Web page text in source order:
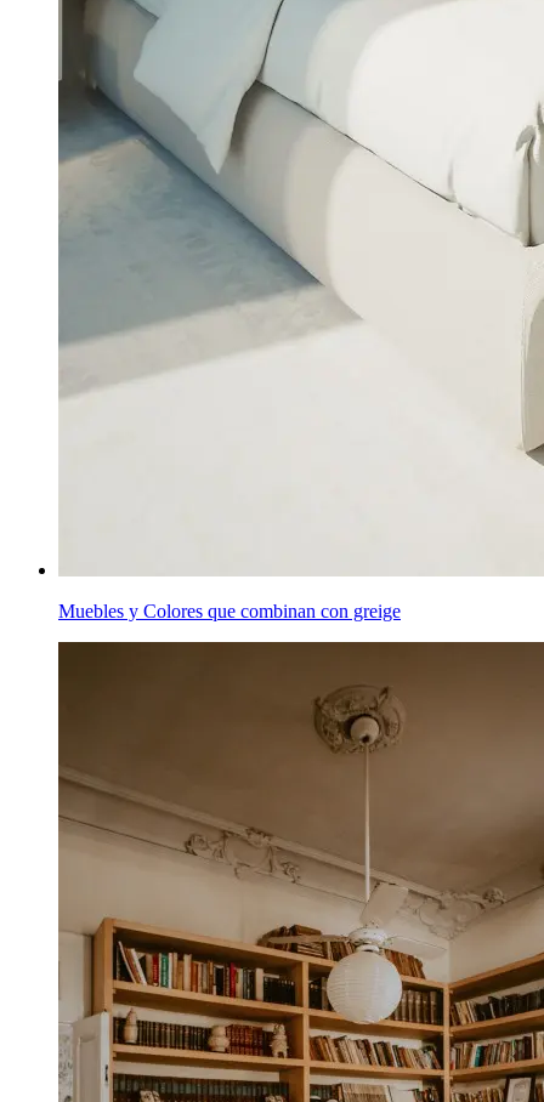
Muebles y Colores que combinan con greige